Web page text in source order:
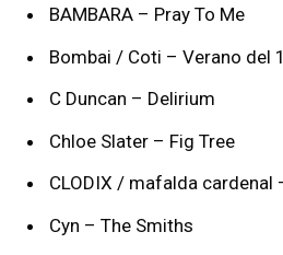
BAMBARA – Pray To Me
Bombai / Coti – Verano del
C Duncan – Delirium
Chloe Slater – Fig Tree
CLODIX / mafalda cardenal
Cyn – The Smiths